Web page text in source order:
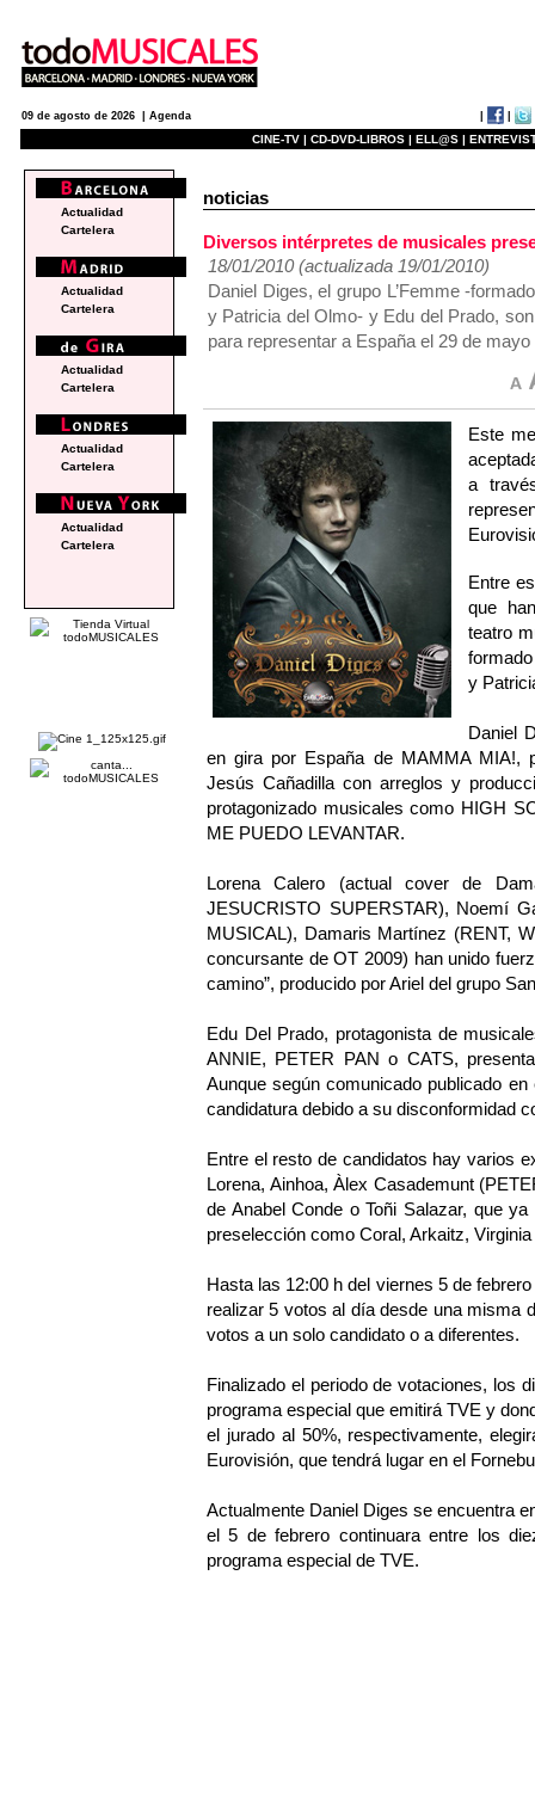
09 de agosto de 2026 | Agenda
CINE-TV | CD-DVD-LIBROS | ELL@S |
noticias
Diversos intérpretes de musicales
18/01/2010 (actualizada 19/01/2010)
Daniel Diges, el grupo L’Femme -
y Patricia del Olmo- y Edu del Prado,
para representar a España el 29 de
Este
a
Entre
que
teatro
y
Daniel
en gira por España de MAMMA MIA!,
Jesús Cañadilla con arreglos y
protagonizado musicales como HIGH
ME PUEDO LEVANTAR.
Lorena Calero (actual cover de
JESUCRISTO SUPERSTAR), Noemí
MUSICAL), Damaris Martínez (RENT,
concursante de OT 2009) han unido
camino”, producido por Ariel del grupo
Edu Del Prado, protagonista de
ANNIE, PETER PAN o CATS,
Aunque según comunicado publicado
candidatura debido a su disconformidad
Entre el resto de candidatos hay varios
Lorena, Ainhoa, Àlex Casademunt
de Anabel Conde o Toñi Salazar, que
preselección como Coral, Arkaitz,
Hasta las 12:00 h del viernes 5 de
realizar 5 votos al día desde una misma
votos a un solo candidato o a diferentes.
Finalizado el periodo de votaciones, los
programa especial que emitirá TVE y
el jurado al 50%, respectivamente,
Eurovisión, que tendrá lugar en el
Actualmente Daniel Diges se encuentra
el 5 de febrero continuara entre los
programa especial de TVE.
Actualidad
Cartelera
Actualidad
Cartelera
Actualidad
Cartelera
Actualidad
Cartelera
Actualidad
Cartelera